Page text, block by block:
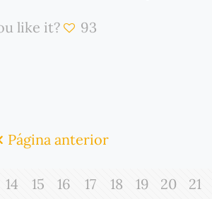
like it? 93
Página anterior
14 15 16 17 18 19 20 21